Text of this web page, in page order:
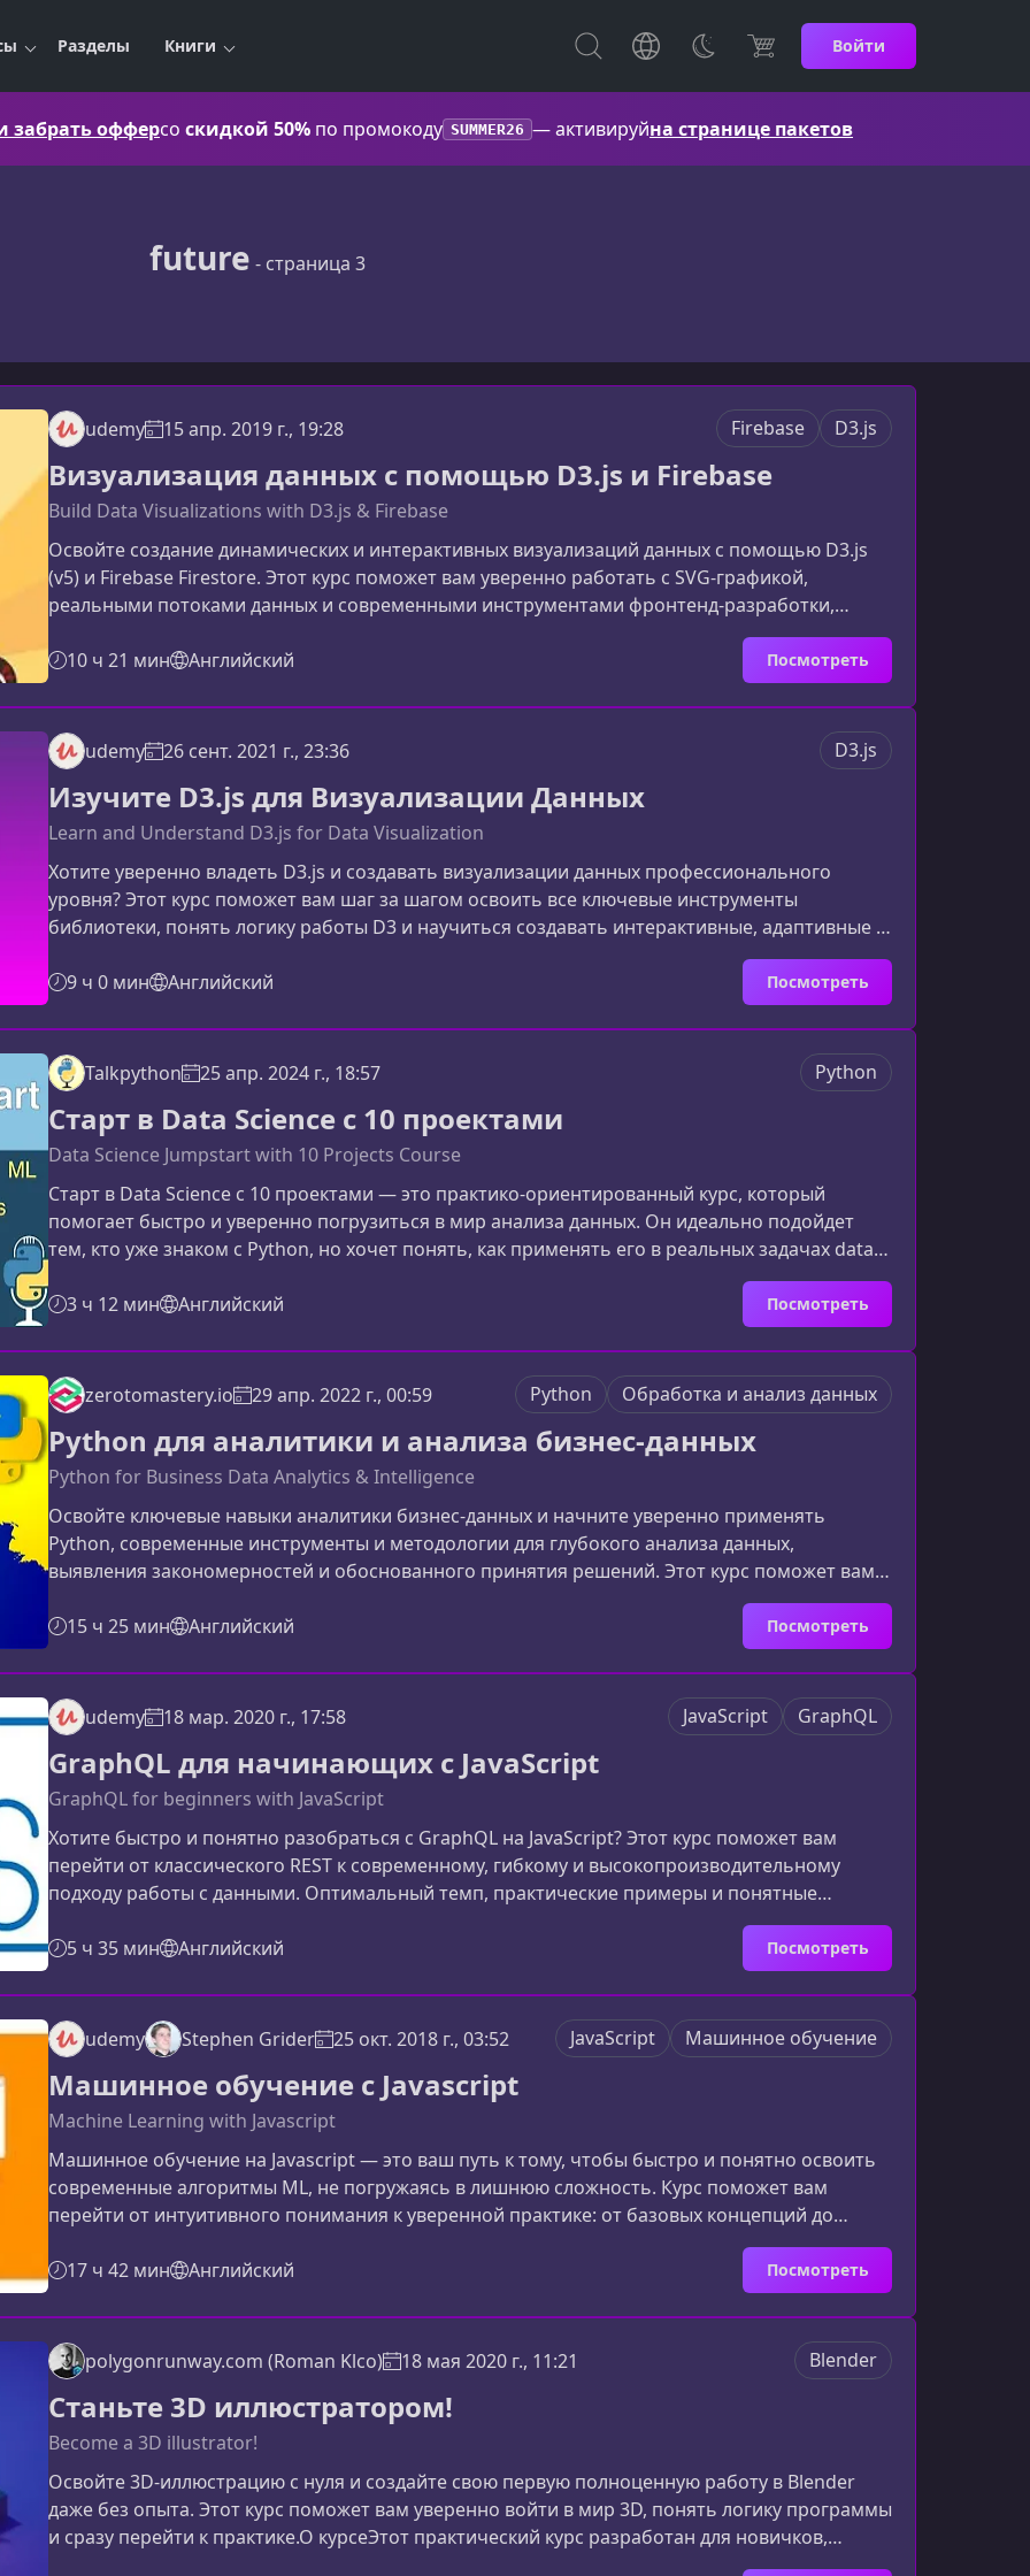
Разделы Книги Войти
забрать офферсо скидкой 50% по промокоду SUMMER26 — активируйна странице пакетов
future - страница 3
udemy 15 апр. 2019 г., 19:28 Firebase D3.js
Визуализация данных с помощью D3.js и Firebase
Build Data Visualizations with D3.js & Firebase
Освойте создание динамических и интерактивных визуализаций данных с помощью D3.js
(v5) и Firebase Firestore. Этот курс поможет вам уверенно работать с SVG‑графикой,
реальными потоками данных и современными инструментами фронтенд‑разработки,
создавая графики, которые реагируют на изменение данных в режиме реального
времени.Что вы изучите в этом курсеКурс шаг за шагом проводит через ключевые
10 ч 21 мин Английский Посмотреть
udemy 26 сент. 2021 г., 23:36 D3.js
Изучите D3.js для Визуализации Данных
Learn and Understand D3.js for Data Visualization
Хотите уверенно владеть D3.js и создавать визуализации данных профессионального
уровня? Этот курс поможет вам шаг за шагом освоить все ключевые инструменты
библиотеки, понять логику работы D3 и научиться создавать интерактивные, адаптивные и
эстетичные графики для реальных проектов.Что представляет собой D3.js и зачем он
нуженD3.js — это мощная JavaScript‑библиотека, которая позволяет связывать данные с
9 ч 0 мин Английский Посмотреть
Talkpython 25 апр. 2024 г., 18:57 Python
Старт в Data Science с 10 проектами
Data Science Jumpstart with 10 Projects Course
Старт в Data Science с 10 проектами — это практико‑ориентированный курс, который
помогает быстро и уверенно погрузиться в мир анализа данных. Он идеально подойдет
тем, кто уже знаком с Python, но хочет понять, как применять его в реальных задачах data
science, используя инструменты, востребованные в индустрии.Что даст вам этот
курсПрограмма курса построена вокруг реальных проектов, которые последовательно
3 ч 12 мин Английский Посмотреть
zerotomastery.io 29 апр. 2022 г., 00:59 Python Обработка и анализ данных
Python для аналитики и анализа бизнес-данных
Python for Business Data Analytics & Intelligence
Освойте ключевые навыки аналитики бизнес-данных и начните уверенно применять
Python, современные инструменты и методологии для глубокого анализа данных,
выявления закономерностей и обоснованного принятия решений. Этот курс поможет вам
пройти путь от новичка до востребованного специалиста, работающего с реальными
кейсами и корпоративными данными.Почему аналитика бизнес-данных стала критически
15 ч 25 мин Английский Посмотреть
udemy 18 мар. 2020 г., 17:58 JavaScript GraphQL
GraphQL для начинающих с JavaScript
GraphQL for beginners with JavaScript
Хотите быстро и понятно разобраться с GraphQL на JavaScript? Этот курс поможет вам
перейти от классического REST к современному, гибкому и высокопроизводительному
подходу работы с данными. Оптимальный темп, практические примеры и понятные
объяснения — всё, что нужно, чтобы уверенно освоить GraphQL.Почему разработчикам
стоит изучить GraphQLGraphQL становится стандартом коммуникации между клиентом и
5 ч 35 мин Английский Посмотреть
udemy Stephen Grider 25 окт. 2018 г., 03:52 JavaScript Машинное обучение
Машинное обучение с Javascript
Machine Learning with Javascript
Машинное обучение на Javascript — это ваш путь к тому, чтобы быстро и понятно освоить
современные алгоритмы ML, не погружаясь в лишнюю сложность. Курс поможет вам
перейти от интуитивного понимания к уверенной практике: от базовых концепций до
создания собственных ML‑приложений в браузере и Node.js.Почему стоит изучать
машинное обучение именно на JavascriptJavascript предлагает более плавный вход в мир
17 ч 42 мин Английский Посмотреть
polygonrunway.com (Roman Klco) 18 мая 2020 г., 11:21 Blender
Станьте 3D иллюстратором!
Become a 3D illustrator!
Освойте 3D‑иллюстрацию с нуля и создайте свою первую полноценную работу в Blender
даже без опыта. Этот курс поможет вам уверенно войти в мир 3D, понять логику программы
и сразу перейти к практике.О курсеЭтот практический курс разработан для новичков,